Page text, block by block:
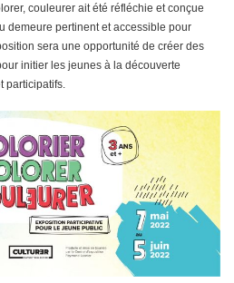
couleurer ait été réfléchie et conçue
demeure pertinent et accessible pour
sera une opportunité de créer des
initier les jeunes à la découverte
participatifs.